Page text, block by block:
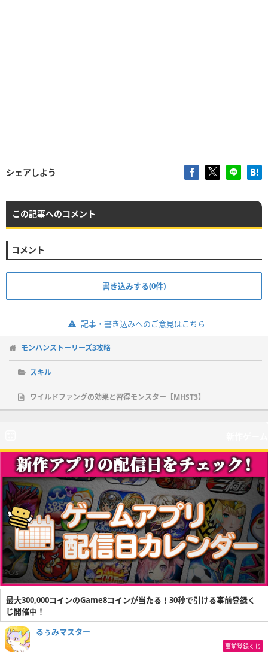
シェアしよう
この記事へのコメント
コメント
書き込みする(0件)
記事・書き込みへのご意見はこちら
モンハンストーリーズ3攻略
スキル
ワイルドファングの効果と習得モンスター【MHST3】
最大300,000コインのGame8コインが当たる！30秒で引ける事前登録く
じ開催中！
るぅみマスター
事前登録くじ